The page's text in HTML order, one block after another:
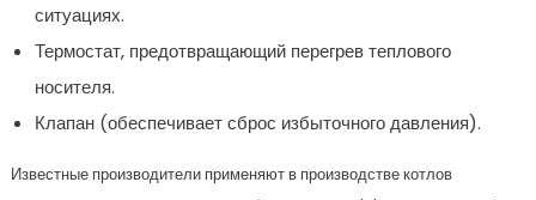
ситуациях.
Термостат, предотвращающий перегрев теплового
носителя.
Клапан (обеспечивает сброс избыточного давления).
Известные производители применяют в производстве котлов